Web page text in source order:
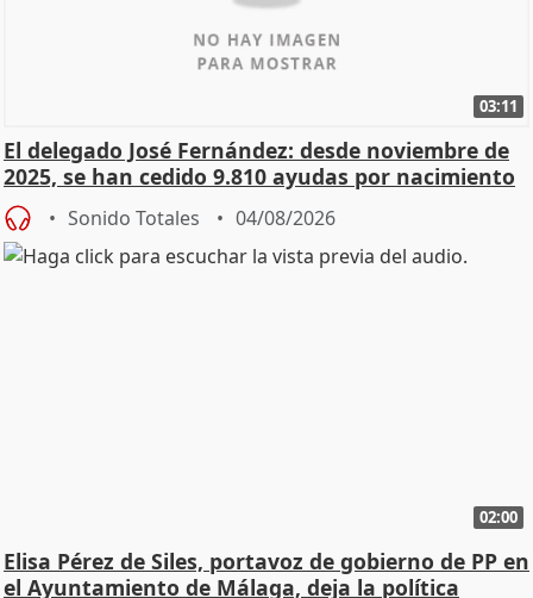
03:11
El delegado José Fernández: desde noviembre de
2025, se han cedido 9.810 ayudas por nacimiento
Sonido Totales 04/08/2026
02:00
Elisa Pérez de Siles, portavoz de gobierno de PP en
el Ayuntamiento de Málaga, deja la política